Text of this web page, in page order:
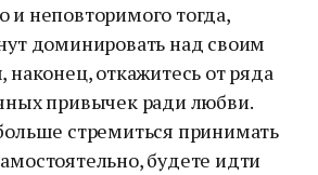
и неповторимого тогда,
доминировать над своим
наконец, откажитесь от ряда
привычек ради любви.
стремиться принимать
будете идти